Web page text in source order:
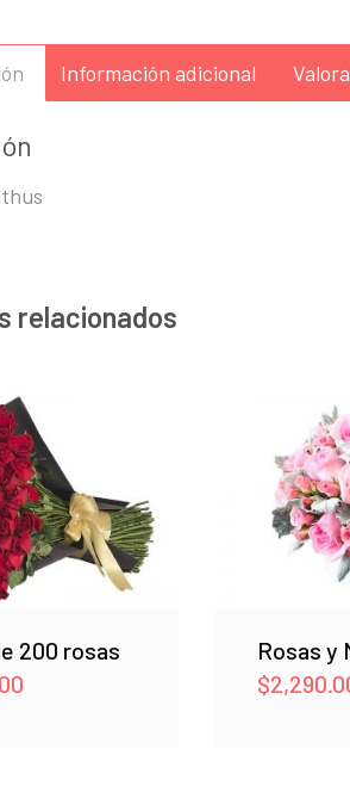
Información adicional
relacionados
200 rosas
Rosas y
$